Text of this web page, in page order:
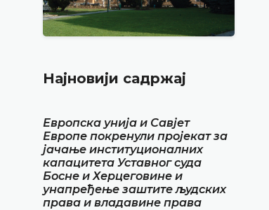
Најновији садржај
Европска унија и Савјет
Европе покренули пројекат за
јачање институционалних
капацитета Уставног суда
Босне и Херцеговине и
унапређење заштите људских
права и владавине права